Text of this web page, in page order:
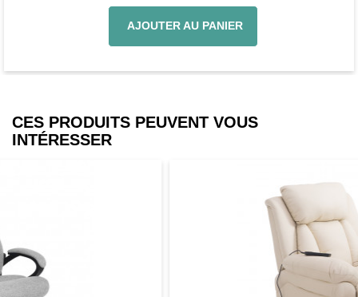
AJOUTER AU PANIER
CES PRODUITS PEUVENT VOUS
INTÉRESSER